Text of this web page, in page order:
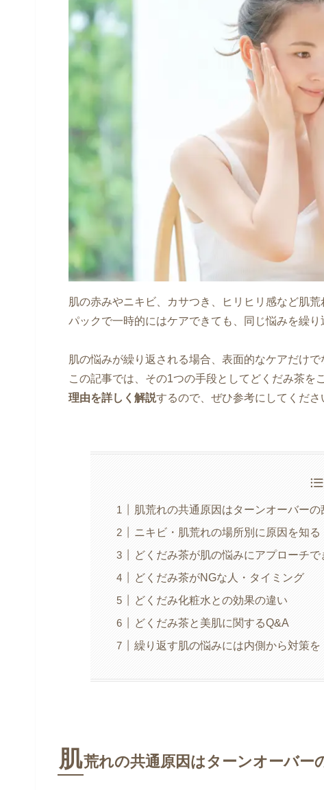
肌の赤みやニキビ、カサつき、ヒリヒリ感など肌
パックで一時的にはケアできても、同じ悩みを繰り
肌の悩みが繰り返される場合、表面的なケアだけで
この記事では、その1つの手段としてどくだみ茶を
理由を詳しく解説するので、ぜひ参考にしてくださ
肌荒れの共通原因はターンオーバーの
ニキビ・肌荒れの場所別に原因を知る
どくだみ茶が肌の悩みにアプローチで
どくだみ茶がNGな人・タイミング
どくだみ化粧水との効果の違い
どくだみ茶と美肌に関するQ&A
繰り返す肌の悩みには内側から対策を
肌荒れの共通原因はターンオーバー